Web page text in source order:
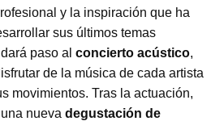
y la inspiración que ha
sus últimos temas
paso al concierto acústico,
de la música de cada artista
movimientos. Tras la actuación,
nueva degustación de